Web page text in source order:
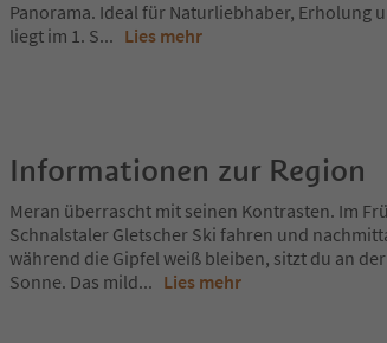
Panorama. Ideal für Naturliebhaber, Erholung
liegt im 1. S... Lies mehr
Informationen zur Region
Meran überrascht mit seinen Kontrasten. Im
Schnalstaler Gletscher Ski fahren und
während die Gipfel weiß bleiben, sitzt du an
Sonne. Das mild... Lies mehr